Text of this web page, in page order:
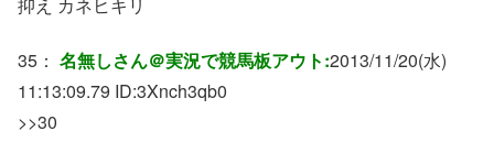
35： 名無しさん＠実況で競馬板アウト:2013/11/20(水)
11:13:09.79 ID:3Xnch3qb0
>>30